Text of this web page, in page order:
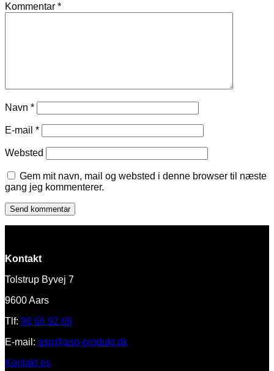
Kommentar *
Navn *
E-mail *
Websted
Gem mit navn, mail og websted i denne browser til næste
gang jeg kommenterer.
Kontakt
Tolstrup Byvej 7
9600 Aars
Tlf: 98 66 92 69
E-mail: asp@asp-produkt.dk
Kontakt os